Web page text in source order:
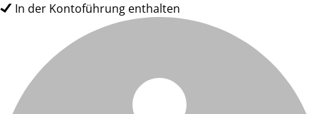
In der Kontoführung enthalten